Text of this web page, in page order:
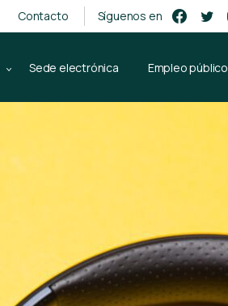
Contacto Síguenos en
Sede electrónica Empleo público